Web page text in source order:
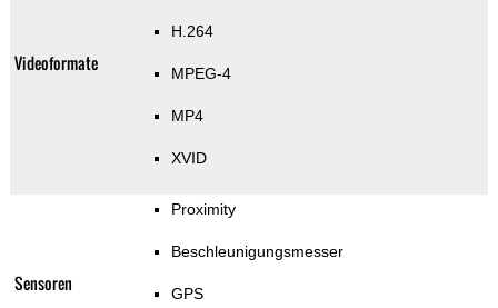
Videoformate
H.264
MPEG-4
MP4
XVID
Sensoren
Proximity
Beschleunigungsmesser
GPS